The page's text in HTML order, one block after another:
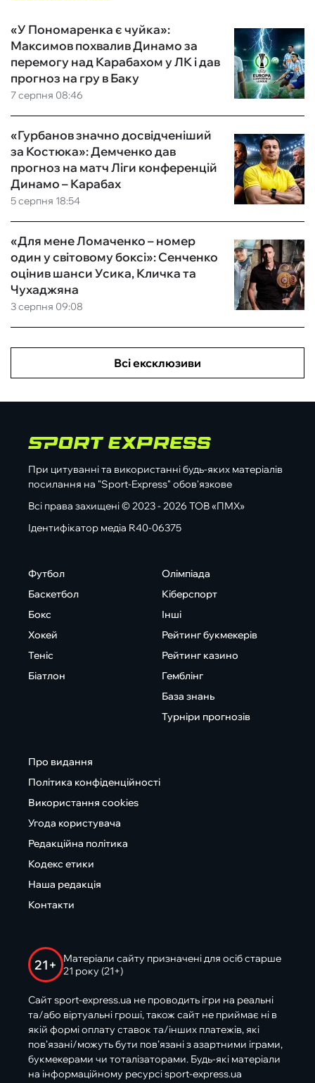
7 серпня 08:46
«У Пономаренка є чуйка»:
Максимов похвалив Динамо за
перемогу над Карабахом у ЛК і дав
прогноз на гру в Баку
5 серпня 18:54
«Гурбанов значно досвідченіший
за Костюка»: Демченко дав
прогноз на матч Ліги конференцій
Динамо – Карабах
3 серпня 09:08
«Для мене Ломаченко – номер
один у світовому боксі»: Сенченко
оцінив шанси Усика, Кличка та
Чухаджяна
Всі ексклюзиви
При цитуванні та використанні будь-яких матеріалів
посилання на "Sport-Express" обов'язкове
Всі права захищені © 2023 - 2026 ТОВ «ПМХ»
Ідентифікатор медіа R40-06375
Футбол
Баскетбол
Бокс
Хокей
Теніс
Біатлон
Олімпіада
Кіберспорт
Інші
Рейтинг букмекерів
Рейтинг казино
Гемблінг
База знань
Турніри прогнозів
Про видання
Політика конфіденційності
Використання cookies
Угода користувача
Редакційна політика
Кодекс етики
Наша редакція
Контакти
21+
Матеріали сайту призначені для осіб старше
21 року (21+)
Сайт sport-express.ua не проводить ігри на реальні
та/або віртуальні гроші, також сайт не приймає ні в
якій формі оплату ставок та/інших платежів, які
пов’язані/можуть бути пов’язані з азартними іграми,
букмекерами чи тоталізаторами. Будь-які матеріали
на інформаційному ресурсі sport-express.ua